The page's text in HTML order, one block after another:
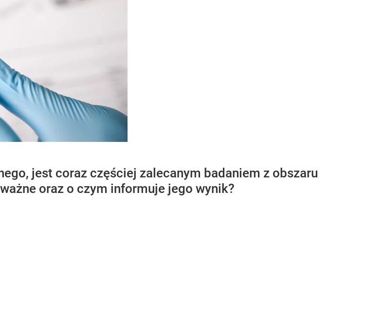
jest coraz częściej zalecanym badaniem z obszaru
oraz o czym informuje jego wynik?